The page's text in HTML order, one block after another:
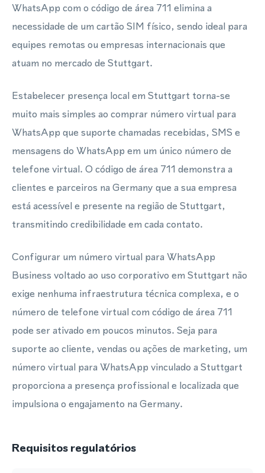
WhatsApp com o código de área 711 elimina a
necessidade de um cartão SIM físico, sendo ideal para
equipes remotas ou empresas internacionais que
atuam no mercado de Stuttgart.
Estabelecer presença local em Stuttgart torna-se
muito mais simples ao comprar número virtual para
WhatsApp que suporte chamadas recebidas, SMS e
mensagens do WhatsApp em um único número de
telefone virtual. O código de área 711 demonstra a
clientes e parceiros na Germany que a sua empresa
está acessível e presente na região de Stuttgart,
transmitindo credibilidade em cada contato.
Configurar um número virtual para WhatsApp
Business voltado ao uso corporativo em Stuttgart não
exige nenhuma infraestrutura técnica complexa, e o
número de telefone virtual com código de área 711
pode ser ativado em poucos minutos. Seja para
suporte ao cliente, vendas ou ações de marketing, um
número virtual para WhatsApp vinculado a Stuttgart
proporciona a presença profissional e localizada que
impulsiona o engajamento na Germany.
Requisitos regulatórios